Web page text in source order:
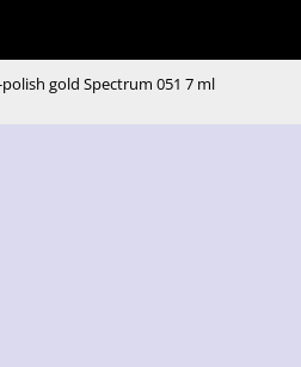
polish gold Spectrum 051 7 ml